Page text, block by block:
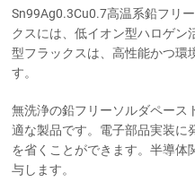
Sn99Ag0.3Cu0.7高温系鉛フリ
クスには、低イオン型ハロゲン
型フラックスは、高性能かつ環
す。
無洗浄の鉛フリーソルダペース
適な製品です。電子部品実装に
を省くことができます。半導体
与します。